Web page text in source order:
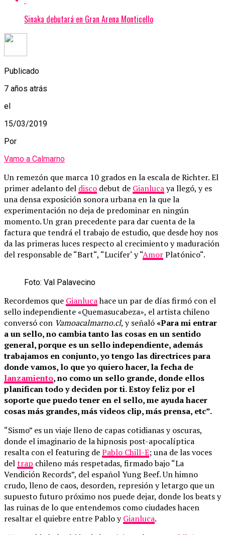
Sinaka debutará en Gran Arena Monticello
Publicado
7 años atrás
el
15/03/2019
Por
Vamo a Calmarno
Un remezón que marca 10 grados en la escala de Richter. El
primer adelanto del disco debut de Gianlucaya llegó, y es
una densa exposición sonora urbana en la que la
experimentación no deja de predominar en ningún
momento. Un gran precedente para dar cuenta de la
factura que tendrá el trabajo de estudio, que desde hoy nos
da las primeras luces respecto al crecimiento y maduración
del responsable de “Bart“, “Lucifer‘ y “AmorPlatónico“.
Foto: Val Palavecino
Recordemos que Gianlucahace un par de días firmó con el
sello independiente «Quemasucabeza», el artista chileno
conversó con Vamoacalmarno.cl, y señaló«Para mi entrar
a un sello, no cambia tanto las cosas en un sentido
general, porque es un sello independiente, además
trabajamos en conjunto, yo tengo las directrices para
donde vamos, lo que yo quiero hacer, la fecha de
lanzamiento, no como un sello grande, donde ellos
planifican todo y deciden por ti. Estoy feliz por el
soporte que puedo tener en el sello, me ayuda hacer
cosas más grandes, más videos clip, más prensa, etc”.
“Sismo” es un viaje lleno de capas cotidianas y oscuras,
donde el imaginario de la hipnosis post-apocalíptica
resalta con el featuring dePablo Chill-E; una de las voces
deltrap chileno más respetadas, firmado bajo “La
Vendición Records”, del español Yung Beef. Un himno
crudo, lleno de caos, desorden, represión y letargo que un
supuesto futuro próximo nos puede dejar, donde los beats y
las ruinas de lo que entendemos como ciudades hacen
resaltar el quiebre entre Pablo yGianluca.